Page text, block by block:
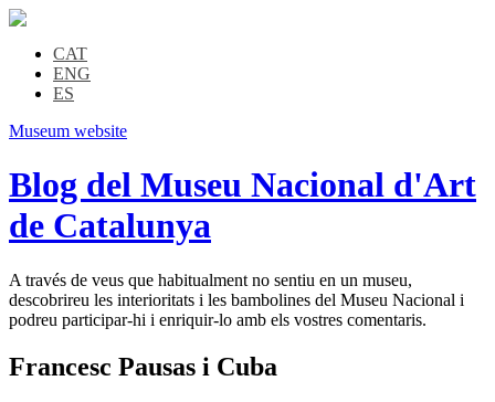
CAT
ENG
ES
Museum website
Blog del Museu Nacional d'Art
de Catalunya
A través de veus que habitualment no sentiu en un museu,
descobrireu les interioritats i les bambolines del Museu Nacional i
podreu participar-hi i enriquir-lo amb els vostres comentaris.
Francesc Pausas i Cuba